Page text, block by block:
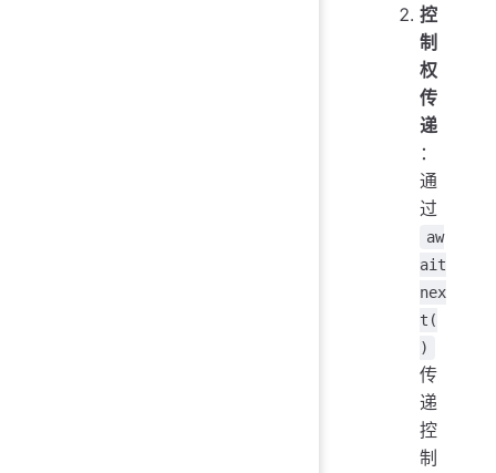
控
制
权
传
递
：
通
过
aw
ait
nex
t(
)
传
递
控
制